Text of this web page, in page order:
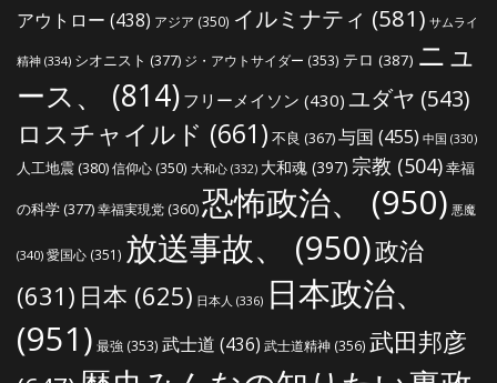
アウトロー (438) アジア (350) イルミナティ (581) サムライ
精神 (334) シオニスト (377) ジ・アウトサイダー (353) テロ (387) ニュ
ース、
(814) フリーメイソン (430) ユダヤ (543)
ロスチャイルド (661) 不良 (367)与国 (455) 中国 (330)
人工地震(380)信仰心 (350) 大和心 (332) 大和魂 (397) 宗教 (504)幸福
の科学(377)幸福実現党 (360)恐怖政治、 (950) 悪魔
(340) 愛国心 (351) 放送事故、 (950)政治
(631) 日本 (625) 日本人 (336) 日本政治、
(951) 最強 (353) 武士道 (436) 武士道精神 (356) 武田邦彦